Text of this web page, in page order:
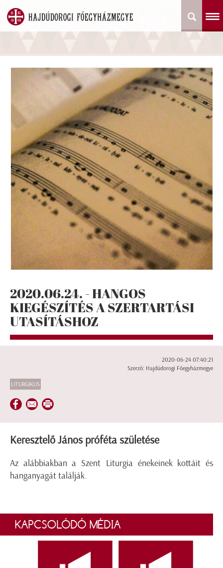
2020.06.24. - HANGOS
KIEGÉSZÍTÉS A SZERTARTÁSI
UTASÍTÁSHOZ
2020-06-24 07:40:21
Szerző: Hajdúdorogi Főegyházmegye
LITURGIKUS
Keresztelő János próféta születése
Az alábbiakban a Szent Liturgia énekeinek kottáit és
hanganyagát találják.
KAPCSOLÓDÓ MÉDIA